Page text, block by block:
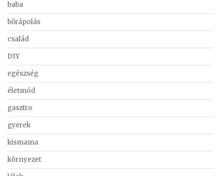
baba
bőrápolás
család
DIY
egészség
életmód
gasztro
gyerek
kismama
környezet